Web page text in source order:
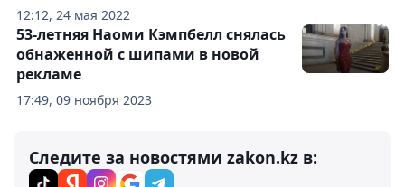
12:12, 24 мая 2022
17:49, 09 ноября 2023
53-летняя Наоми Кэмпбелл снялась
обнаженной с шипами в новой
рекламе
Следите за новостями zakon.kz в: